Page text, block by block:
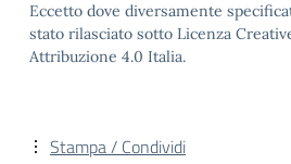
Eccetto dove diversamente
stato rilasciato sotto Licenza
Attribuzione 4.0 Italia.
Stampa / Condividi